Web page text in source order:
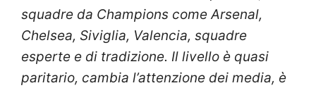
squadre da Champions come Arsenal,
Chelsea, Siviglia, Valencia, squadre
esperte e di tradizione. Il livello è quasi
paritario, cambia l’attenzione dei media, è